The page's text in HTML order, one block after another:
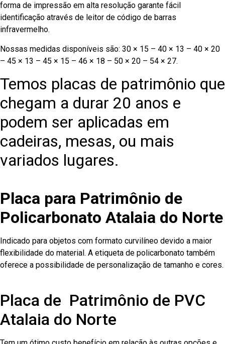
forma de impressão em alta resolução garante fácil
identificação através de leitor de código de barras
infravermelho.
Nossas medidas disponíveis são: 30 × 15 – 40 × 13 – 40 × 20
– 45 × 13 – 45 × 15 – 46 × 18 – 50 × 20 – 54 × 27.
Temos placas de patrimônio que
chegam a durar 20 anos e
podem ser aplicadas em
cadeiras, mesas, ou mais
variados lugares.
Placa para Patrimônio de
Policarbonato Atalaia do Norte
Indicado para objetos com formato curvilíneo devido a maior
flexibilidade do material. A etiqueta de policarbonato também
oferece a possibilidade de personalização de tamanho e cores.
Placa de Patrimônio de PVC
Atalaia do Norte